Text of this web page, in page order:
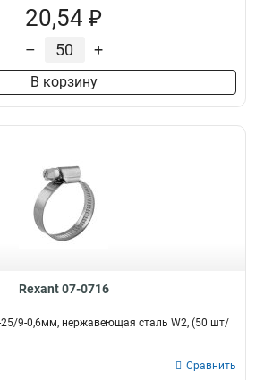
20,54 ₽
– +
В корзину
Rexant 07-0716
9-0,6мм, нержавеющая сталь W2, (50 шт/
Сравнить